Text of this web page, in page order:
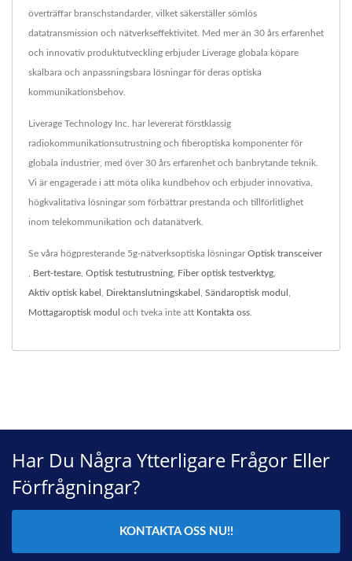
överträffar branschstandarder, vilket säkerställer sömlös
datatransmission och nätverkseffektivitet. Med mer än 30 års erfarenhet
och innovativ produktutveckling erbjuder Liverage globala köpare
skalbara och anpassningsbara lösningar för deras optiska
kommunikationsbehov.
Liverage Technology Inc. har levererat förstklassig
radiokommunikationsutrustning och fiberoptiska komponenter för
globala industrier, med över 30 års erfarenhet och banbrytande teknik.
Vi är engagerade i att möta olika kundbehov och erbjuder innovativa,
högkvalitativa lösningar som förbättrar prestanda och tillförlitlighet
inom telekommunikation och datanätverk.
Se våra högpresterande 5g-nätverksoptiska lösningarOptisk transceiver
Bert-testare Optisk testutrustning Fiber optisk testverktyg
Aktiv optisk kabel Direktanslutningskabel Sändaroptisk modul
Mottagaroptisk modul och tveka inte att Kontakta oss
Har Du Några Ytterligare Frågor Eller
Förfrågningar?
KONTAKTA OSS NU!!